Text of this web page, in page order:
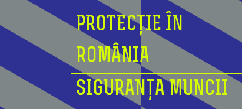
PROTECȚIE ÎN
ROMÂNIA
SIGURANȚA MUNCII